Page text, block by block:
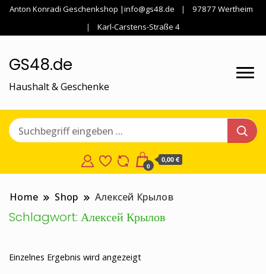
Anton Konradi Geschenkshop |info@gs48.de
97877 Wertheim
Karl-Carstens-Straße 4
GS48.de
Haushalt & Geschenke
0
0,00 €
Home Shop Алексей Крылов
Schlagwort: Алексей Крылов
Einzelnes Ergebnis wird angezeigt